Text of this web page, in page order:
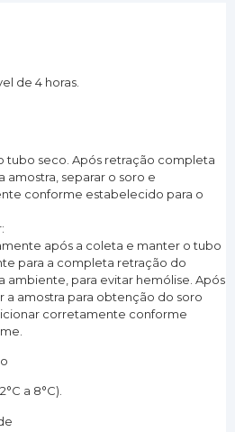
de 4 horas.
tubo seco. Após retração completa
amostra, separar o soro e
conforme estabelecido para o
após a coleta e manter o tubo
para a completa retração do
ambiente, para evitar hemólise. Após
a amostra para obtenção do soro
corretamente conforme
a 8°C).